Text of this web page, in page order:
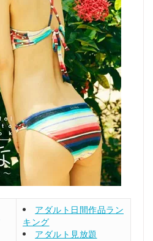
アダルト日間作品ラン
キング
アダルト見放題